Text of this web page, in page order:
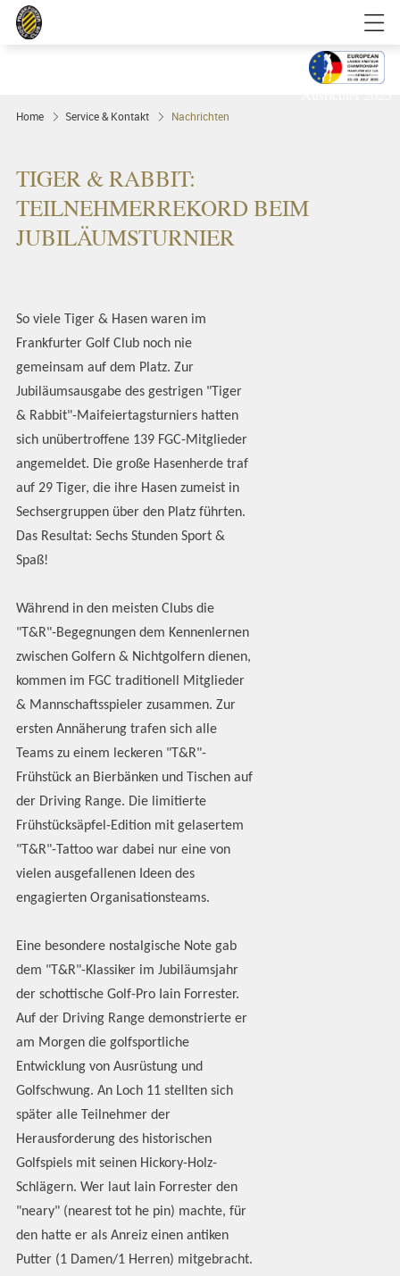
Home Service & Kontakt Nachrichten
TIGER & RABBIT:
TEILNEHMERREKORD BEIM
JUBILÄUMSTURNIER
So viele Tiger & Hasen waren im
Frankfurter Golf Club noch nie
gemeinsam auf dem Platz. Zur
Jubiläumsausgabe des gestrigen "Tiger
& Rabbit"-Maifeiertagsturniers hatten
sich unübertroffene 139 FGC-Mitglieder
angemeldet. Die große Hasenherde traf
auf 29 Tiger, die ihre Hasen zumeist in
Sechsergruppen über den Platz führten.
Das Resultat: Sechs Stunden Sport &
Spaß!
Während in den meisten Clubs die
"T&R"-Begegnungen dem Kennenlernen
zwischen Golfern & Nichtgolfern dienen,
kommen im FGC traditionell Mitglieder
& Mannschaftsspieler zusammen. Zur
ersten Annäherung trafen sich alle
Teams zu einem leckeren "T&R"-
Frühstück an Bierbänken und Tischen auf
der Driving Range. Die limitierte
Frühstücksäpfel-Edition mit gelasertem
"T&R"-Tattoo war dabei nur eine von
vielen ausgefallenen Ideen des
engagierten Organisationsteams.
Eine besondere nostalgische Note gab
dem "T&R"-Klassiker im Jubiläumsjahr
der schottische Golf-Pro Iain Forrester.
Auf der Driving Range demonstrierte er
am Morgen die golfsportliche
Entwicklung von Ausrüstung und
Golfschwung. An Loch 11 stellten sich
später alle Teilnehmer der
Herausforderung des historischen
Golfspiels mit seinen Hickory-Holz-
Schlägern. Wer laut Iain Forrester den
"neary" (nearest tot he pin) machte, für
den hatte er als Anreiz einen antiken
Putter (1 Damen/1 Herren) mitgebracht.